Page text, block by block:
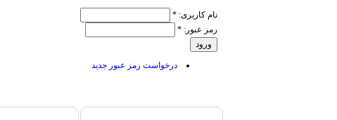
نام کاربری: *
رمز عبور: *
درخواست رمز عبور جدید